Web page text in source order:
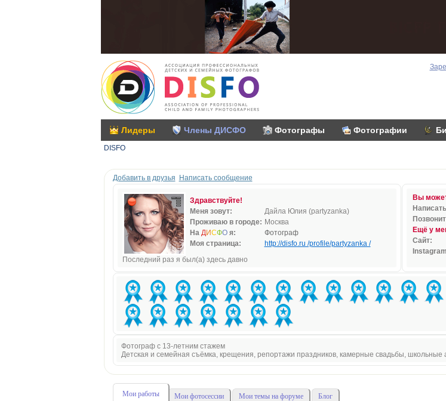
Лидеры Члены ДИСФО Фотографы Фотографии
DISFO
Добавить в друзья Написать сообщение
Здравствуйте!
Меня зовут:
Дайла Юлия (partyzanka)
Проживаю в городе: Москва
На ДИСФОя:
Фотограф
Моя страница:
http://disfo.ru /profile/partyzanka /
Последний раз я был(а) здесь давно
Вы
Ещё у
Сайт:
Фотограф с 13-летним стажем
Детская и семейная съёмка, крещения, репортажи праздников, камерные свадьбы, школьные
Мои работы Мои фотосессии Мои темы на форуме Блог